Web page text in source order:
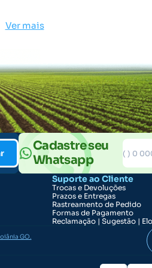
Ver mais
Cadastre seu
Whatsapp
Suporte ao Cliente
Trocas e Devoluções
Prazos e Entregas
Rastreamento de Pedido
Formas de Pagamento
Reclamação | Sugestão |
GO.